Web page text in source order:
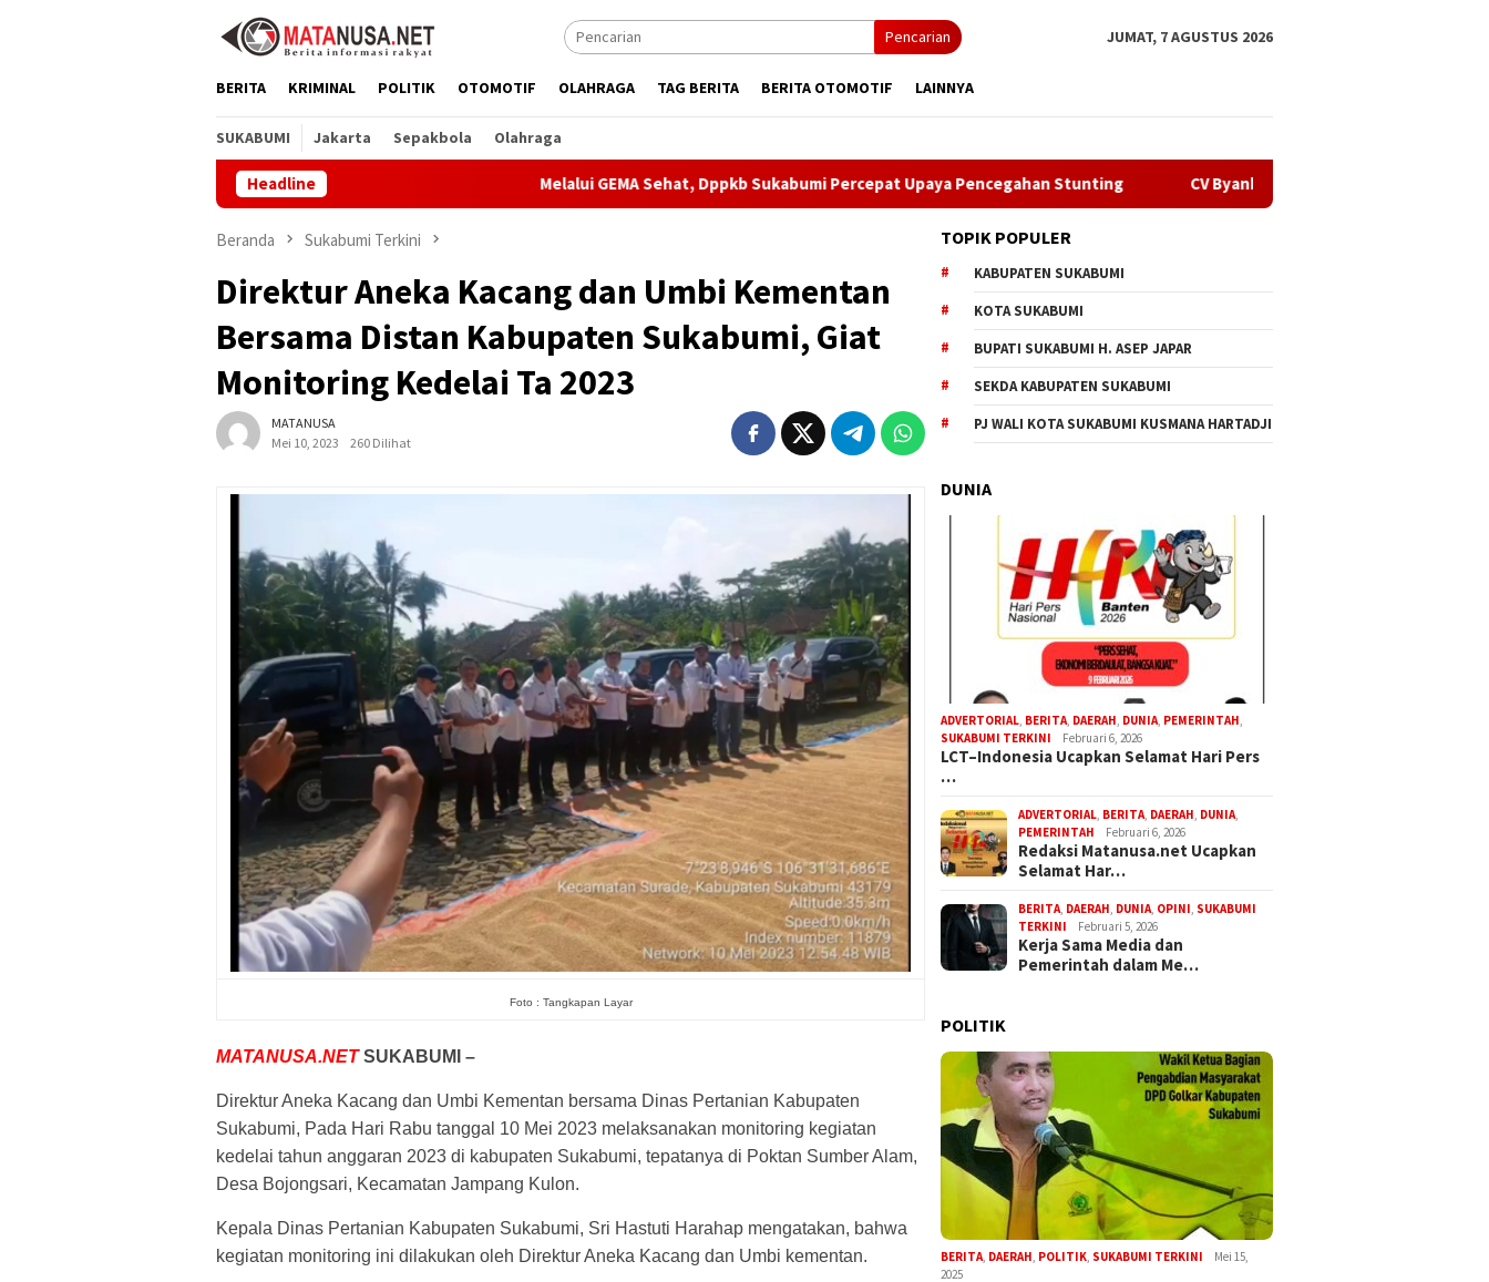
Pencarian JUMAT, 7 AGUSTUS 2026
BERITA KRIMINAL POLITIK OTOMOTIF OLAHRAGA TAG BERITA BERITA OTOMOTIF LAINNYA
SUKABUMI Jakarta Sepakbola Olahraga
Headline Melalui GEMA Sehat, Dppkb Sukabumi Percepat Upaya Pencegahan Stunting CV Byankarya Pastikan Perbaikan Jalan
Beranda Sukabumi Terkini
Direktur Aneka Kacang dan Umbi Kementan
Bersama Distan Kabupaten Sukabumi, Giat
Monitoring Kedelai Ta 2023
MATANUSA
Mei 10, 2023
260 Dilihat
Foto : Tangkapan Layar
MATANUSA.NETSUKABUMI –
Direktur Aneka Kacang dan Umbi Kementan bersama Dinas Pertanian Kabupaten
Sukabumi, Pada Hari Rabu tanggal 10 Mei 2023 melaksanakan monitoring kegiatan
kedelai tahun anggaran 2023 di kabupaten Sukabumi, tepatanya di Poktan Sumber Alam,
Desa Bojongsari, Kecamatan Jampang Kulon.
Kepala Dinas Pertanian Kabupaten Sukabumi, Sri Hastuti Harahap mengatakan, bahwa
kegiatan monitoring ini dilakukan oleh Direktur Aneka Kacang dan Umbi kementan.
TOPIK POPULER
KABUPATEN SUKABUMI
KOTA SUKABUMI
BUPATI SUKABUMI H. ASEP JAPAR
SEKDA KABUPATEN SUKABUMI
PJ WALI KOTA SUKABUMI KUSMANA HARTADJI
DUNIA
ADVERTORIAL BERITA DAERAH DUNIA PEMERINTAH
SUKABUMI TERKINI
Februari 6, 2026
LCT–Indonesia Ucapkan Selamat Hari Pers
…
ADVERTORIAL BERITA DAERAH DUNIA
PEMERINTAH
Februari 6, 2026
Redaksi Matanusa.net Ucapkan
Selamat Har…
BERITA DAERAH DUNIA OPINI SUKABUMI
TERKINI
Februari 5, 2026
Kerja Sama Media dan
Pemerintah dalam Me…
POLITIK
BERITA DAERAH POLITIK SUKABUMI TERKINI
Mei 15,
2025